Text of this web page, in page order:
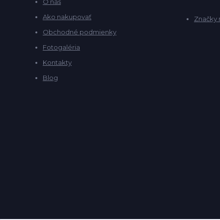
Ako nakupovať
Obchodné podmienky
Fotogaléria
Kontakty
Blog
Značky